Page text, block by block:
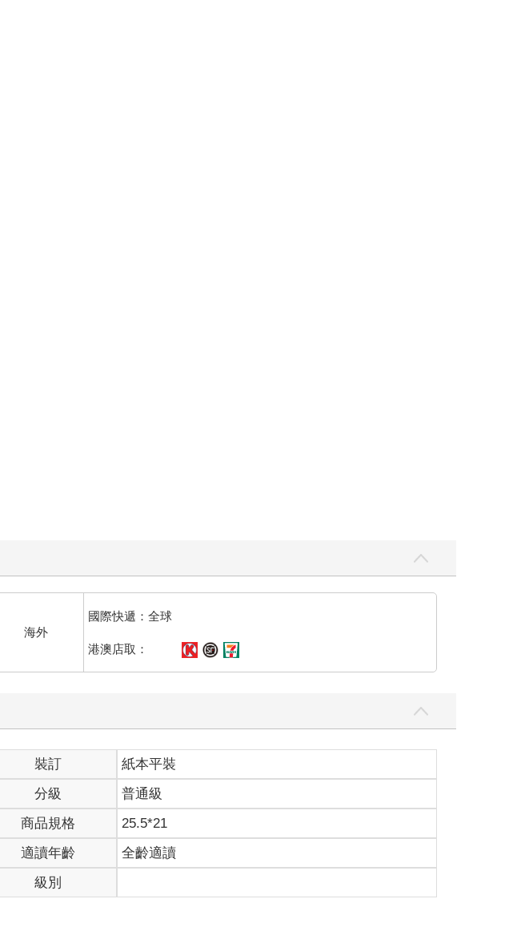
海外
國際快遞：全球
港澳店取：
裝訂
紙本平裝
分級
普通級
商品規格
25.5*21
適讀年齡
全齡適讀
級別